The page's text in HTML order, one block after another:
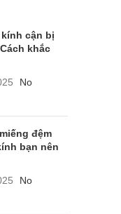
cận bị
khắc
No
đệm
bạn nên
No